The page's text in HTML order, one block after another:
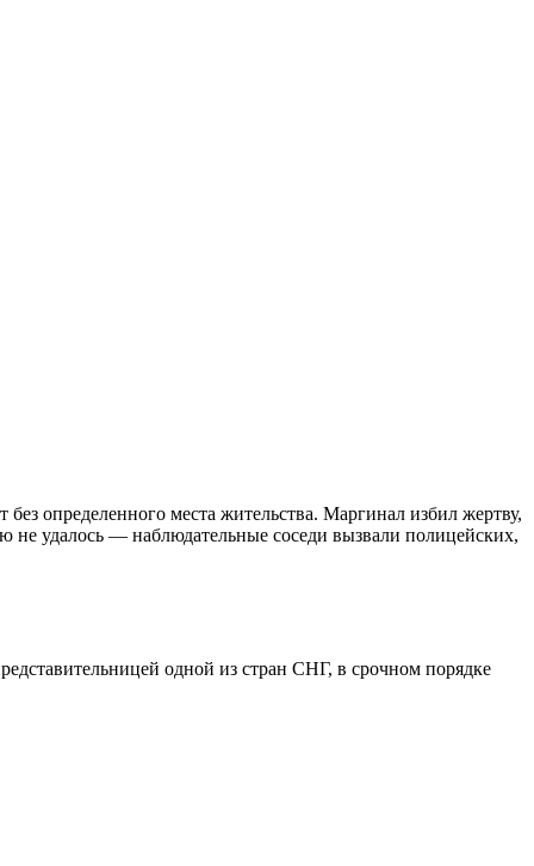
определенного места жительства. Маргинал избил жертву,
удалось — наблюдательные соседи вызвали полицейских,
одной из стран СНГ, в срочном порядке